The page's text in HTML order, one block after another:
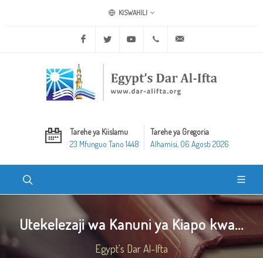
KISWAHILI
Facebook Twitter Youtube +20 2 25970400
Tarehe ya Kiislamu
23 Mfunguo Tano 1448
Tarehe ya Gregoria
Alhamisi, 06 Agosti 2026
Utekelezaji wa Kanuni ya Kiapo kwa...
Egypt's Dar Al-Ifta